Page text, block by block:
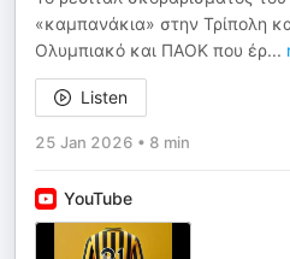
«καμπανάκια» στην Τρίπολη
Ολυμπιακό και ΠΑΟΚ που έρ...
Listen
25 Jan 2026 • 8 min
YouTube